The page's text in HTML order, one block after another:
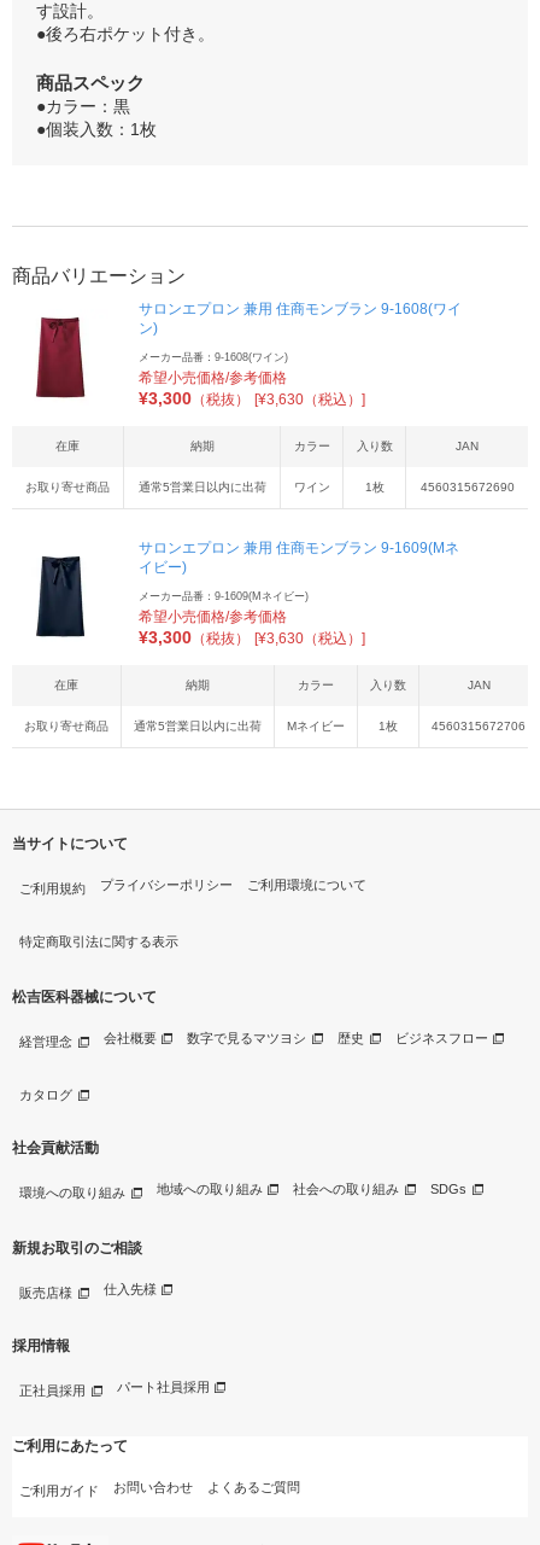
す設計。
●後ろ右ポケット付き。
商品スペック
●カラー：黒
●個装入数：1枚
商品バリエーション
サロンエプロン 兼用 住商モンブラン 9-1608(ワイ
ン)
メーカー品番：9-1608(ワイン)
希望小売価格/参考価格
¥3,300 （税抜） [¥3,630（税込）]
在庫 納期 カラー 入り数 JAN
お取り寄せ商品 通常5営業日以内に出荷 ワイン 1枚 4560315672690
サロンエプロン 兼用 住商モンブラン 9-1609(Mネ
イビー)
メーカー品番：9-1609(Mネイビー)
希望小売価格/参考価格
¥3,300 （税抜） [¥3,630（税込）]
在庫 納期 カラー 入り数 JAN
お取り寄せ商品 通常5営業日以内に出荷 Mネイビー 1枚 4560315672706
当サイトについて
ご利用規約 プライバシーポリシー ご利用環境について
特定商取引法に関する表示
松吉医科器械について
経営理念 会社概要 数字で見るマツヨシ 歴史 ビジネスフロー
カタログ
社会貢献活動
環境への取り組み 地域への取り組み 社会への取り組み SDGs
新規お取引のご相談
販売店様 仕入先様
採用情報
正社員採用 パート社員採用
ご利用にあたって
ご利用ガイド お問い合わせ よくあるご質問